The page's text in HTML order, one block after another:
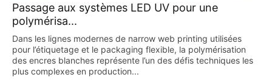
Passage aux systèmes LED UV pour une
polymérisa...
Dans les lignes modernes de narrow web printing utilisées
pour l’étiquetage et le packaging flexible, la polymérisation
des encres blanches représente l’un des défis techniques les
plus complexes en production...